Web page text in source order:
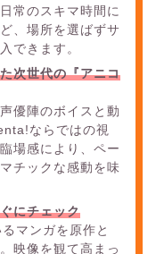
常のスキマ時間に
、場所を選ばずサ
できます。
次世代の『アニコ
優陣のボイスと動
ならではの視
場感により、ペー
チックな感動を味
にチェック
マンガを原作と
映像を観て高まっ